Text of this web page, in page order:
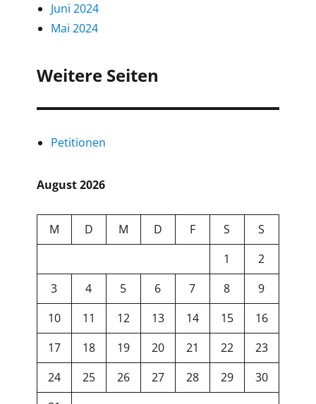
Juni 2024
Mai 2024
Weitere Seiten
Petitionen
August 2026
M D M D F S
S
1
2
3
4 5 6 7 8
9
10
11 12 13 14 15
16
17
18 19 20 21 22
23
24
25 26 27 28 29
30